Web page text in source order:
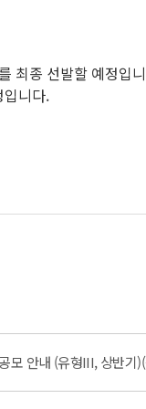
최종 선발할 예정입
니다.
모 안내 (유형III, 상반기